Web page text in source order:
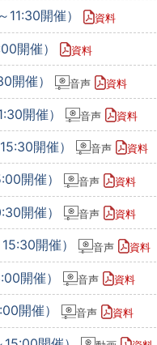
11:30開催） 資料
開催） 資料
開催） 音声 資料
開催） 音声 資料
開催） 音声 資料
開催） 音声 資料
開催） 音声 資料
開催） 音声 資料
開催） 音声 資料
開催） 音声 資料